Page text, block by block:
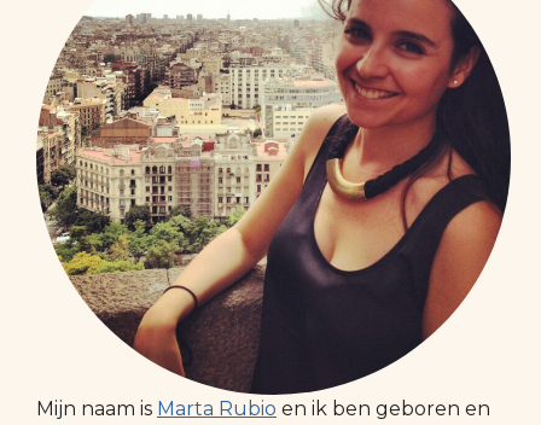
Mijn naam is Marta Rubio en ik ben geboren en